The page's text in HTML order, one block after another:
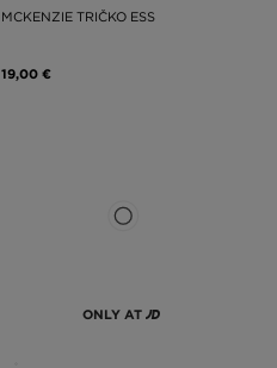
MCKENZIE TRIČKO ESS
19,00 €
ONLY AT